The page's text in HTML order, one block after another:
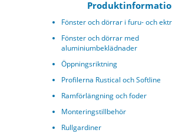
Fönster och dörrar i furu- och
Fönster och dörrar med
aluminiumbeklädnader
Öppningsriktning
Profilerna Rustical och Softline
Ramförlängning och foder
Monteringstillbehör
Rullgardiner